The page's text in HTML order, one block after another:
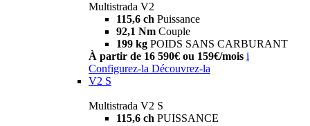
Multistrada V2
115,6 ch Puissance
92,1 Nm Couple
199 kg POIDS SANS CARBURANT
À partir de 16 590€ ou 159€/mois i
Configurez-la Découvrez-la
V2 S
Multistrada V2 S
115,6 ch PUISSANCE